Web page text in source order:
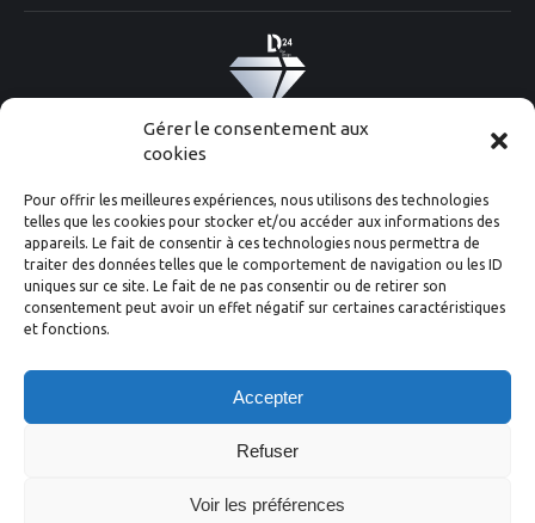
Gérer le consentement aux
cookies
Pour offrir les meilleures expériences, nous utilisons des technologies
telles que les cookies pour stocker et/ou accéder aux informations des
appareils. Le fait de consentir à ces technologies nous permettra de
traiter des données telles que le comportement de navigation ou les ID
uniques sur ce site. Le fait de ne pas consentir ou de retirer son
consentement peut avoir un effet négatif sur certaines caractéristiques
et fonctions.
Accepter
Refuser
Voir les préférences
Diam 24 one design ©2020
Conception